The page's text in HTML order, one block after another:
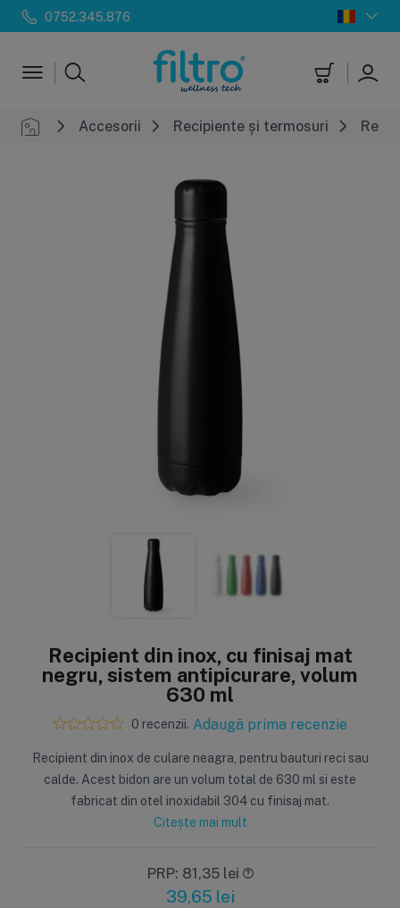
0752.345.876
Sisteme de filtrare
Filtre cu purjare
Filtre pentru duș
Dozatoare
(7)
Sisteme economice
Carcase
(8)
Accesorii Recipiente și termosuri
Recipient din inox, cu finisaj mat
negru, sistem antipicurare, volum
630 ml
0 recenzii. Adaugă prima recenzie
Recipient din inox de culare neagra, pentru bauturi reci sau
calde. Acest bidon are un volum total de 630 ml si este
fabricat din otel inoxidabil 304 cu finisaj mat.
Citește mai mult
PRP: 81,35 lei
39,65 lei